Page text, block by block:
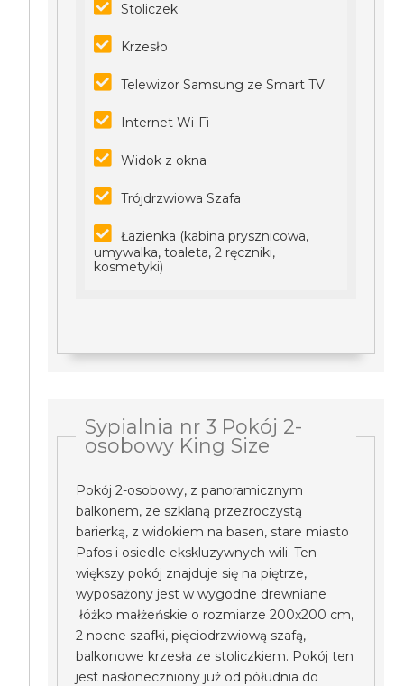
Stoliczek
Krzesło
Telewizor Samsung ze Smart TV
Internet Wi-Fi
Widok z okna
Trójdrzwiowa Szafa
Łazienka (kabina prysznicowa,
umywalka, toaleta, 2 ręczniki,
kosmetyki)
Sypialnia nr 3 Pokój 2-
osobowy King Size
Pokój 2-osobowy, z panoramicznym
balkonem, ze szklaną przezroczystą
barierką, z widokiem na basen, stare miasto
Pafos i osiedle ekskluzywnych wili. Ten
większy pokój znajduje się na piętrze,
wyposażony jest w wygodne drewniane
łóżko małżeńskie o rozmiarze 200x200 cm,
2 nocne szafki, pięciodrzwiową szafą,
balkonowe krzesła ze stoliczkiem. Pokój ten
jest nasłoneczniony już od półudnia do